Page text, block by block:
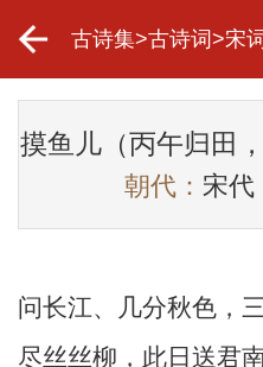
古诗集>古诗词 >宋
摸鱼儿（丙午归田
朝代： 宋代
问长江、几分秋色，
尽丝丝柳，此日送君